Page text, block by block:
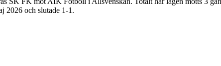
2026 och slutade 1-1.